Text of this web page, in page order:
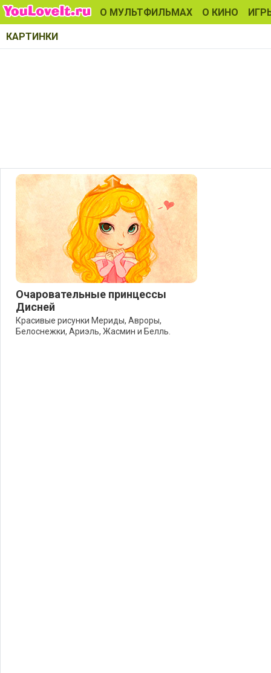
О МУЛЬТФИЛЬМАХ О КИНО
КАРТИНКИ
Очаровательные принцессы
Дисней
Красивые рисунки Мериды, Авроры,
Белоснежки, Ариэль, Жасмин и Белль.